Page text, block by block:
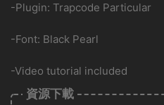
-Plugin: Trapcode Particular
-Font: Black Pearl
-Video tutorial included
資源下載